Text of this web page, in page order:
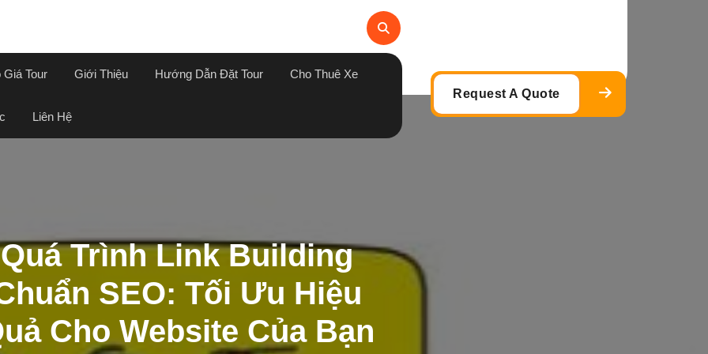
Giá Tour Giới Thiệu Hướng Dẫn Đặt Tour Cho Thuê Xe
Liên Hệ
Request A Quote
Quá Trình Link Building
SEO: Tối Ưu Hiệu
Cho Website Của Bạn